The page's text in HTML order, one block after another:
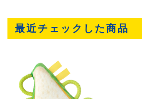
最近チェックした商品